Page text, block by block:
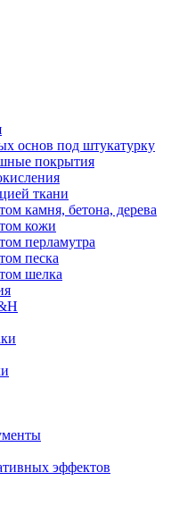
основ под штукатурку
покрытия
ткани
камня, бетона, дерева
кожи
перламутра
песка
шелка
эффектов